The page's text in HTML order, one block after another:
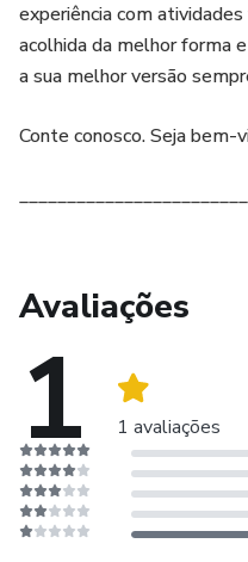
experiência com
acolhida da melhor forma
a sua melhor versão
Conte conosco. Seja bem-
Avaliações
1 1 avaliações